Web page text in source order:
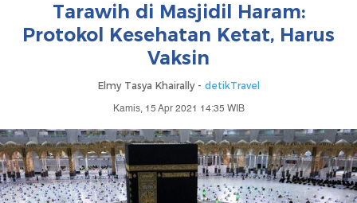
Tarawih di Masjidil Haram:
Protokol Kesehatan Ketat, Harus
Vaksin
Elmy Tasya Khairally - detikTravel
Kamis, 15 Apr 2021 14:35 WIB